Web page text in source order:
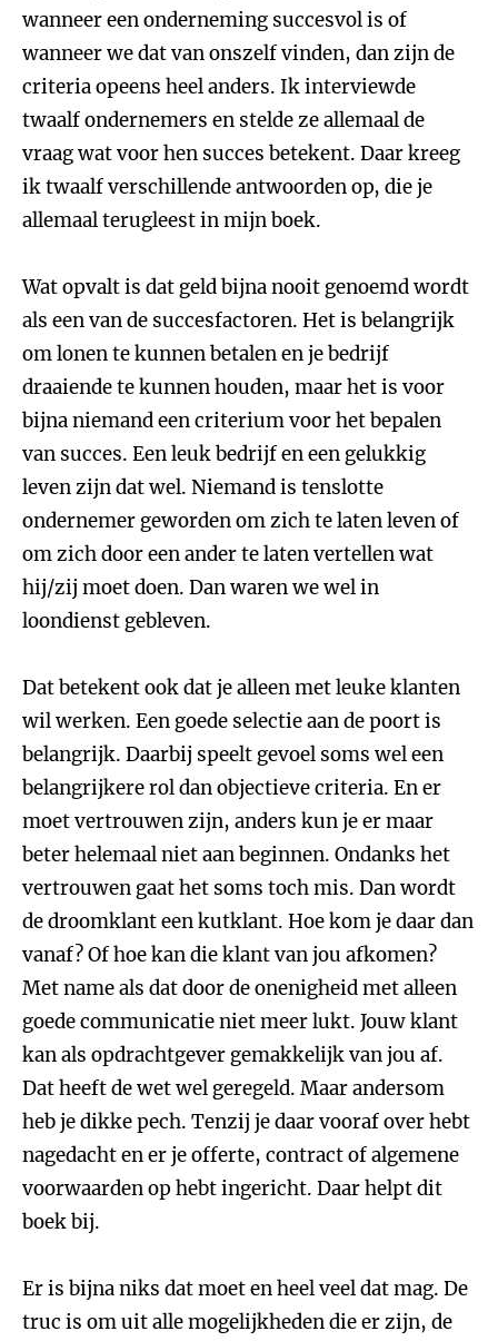
wanneer een onderneming succesvol is of
wanneer we dat van onszelf vinden, dan zijn de
criteria opeens heel anders. Ik interviewde
twaalf ondernemers en stelde ze allemaal de
vraag wat voor hen succes betekent. Daar kreeg
ik twaalf verschillende antwoorden op, die je
allemaal terugleest in mijn boek.
Wat opvalt is dat geld bijna nooit genoemd wordt
als een van de succesfactoren. Het is belangrijk
om lonen te kunnen betalen en je bedrijf
draaiende te kunnen houden, maar het is voor
bijna niemand een criterium voor het bepalen
van succes. Een leuk bedrijf en een gelukkig
leven zijn dat wel. Niemand is tenslotte
ondernemer geworden om zich te laten leven of
om zich door een ander te laten vertellen wat
hij/zij moet doen. Dan waren we wel in
loondienst gebleven.
Dat betekent ook dat je alleen met leuke klanten
wil werken. Een goede selectie aan de poort is
belangrijk. Daarbij speelt gevoel soms wel een
belangrijkere rol dan objectieve criteria. En er
moet vertrouwen zijn, anders kun je er maar
beter helemaal niet aan beginnen. Ondanks het
vertrouwen gaat het soms toch mis. Dan wordt
de droomklant een kutklant. Hoe kom je daar dan
vanaf? Of hoe kan die klant van jou afkomen?
Met name als dat door de onenigheid met alleen
goede communicatie niet meer lukt. Jouw klant
kan als opdrachtgever gemakkelijk van jou af.
Dat heeft de wet wel geregeld. Maar andersom
heb je dikke pech. Tenzij je daar vooraf over hebt
nagedacht en er je offerte, contract of algemene
voorwaarden op hebt ingericht. Daar helpt dit
boek bij.
Er is bijna niks dat moet en heel veel dat mag. De
truc is om uit alle mogelijkheden die er zijn, de